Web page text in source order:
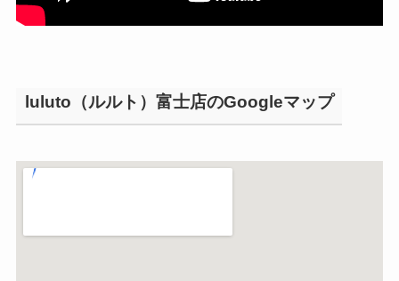
luluto（ルルト）富士店のGoogleマップ